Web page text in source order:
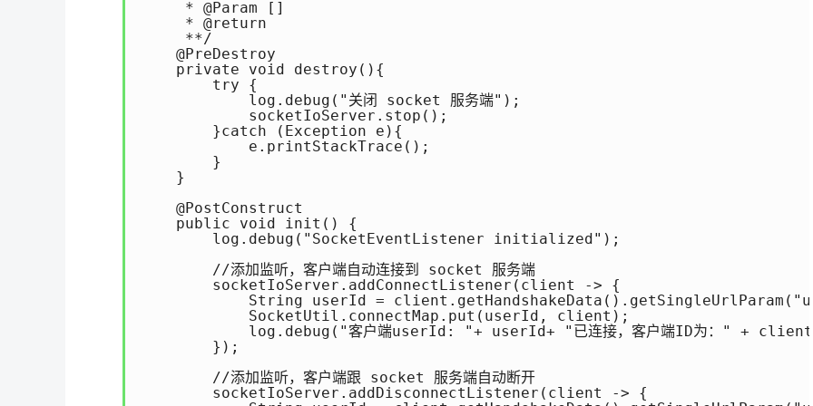
     * @Param []
     * @return
     **/
    @PreDestroy
    private void destroy(){
        try {
            log.debug("关闭 socket 服务端");
            socketIoServer.stop();
        }catch (Exception e){
            e.printStackTrace();
        }
    }
    @PostConstruct
    public void init() {
        log.debug("SocketEventListener initialized");
        //添加监听，客户端自动连接到 socket 服务端
        socketIoServer.addConnectListener(client -> {
String userId =
            SocketUtil.connectMap.put(userId, client);
log.debug("客户端userId: "+ userId+ "已连接，客户端ID为：" +
        });
        //添加监听，客户端跟 socket 服务端自动断开
        socketIoServer.addDisconnectListener(client -> {